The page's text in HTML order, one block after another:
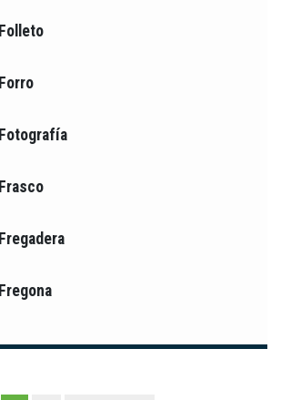
Folleto
Forro
Fotografía
Frasco
Fregadera
Fregona